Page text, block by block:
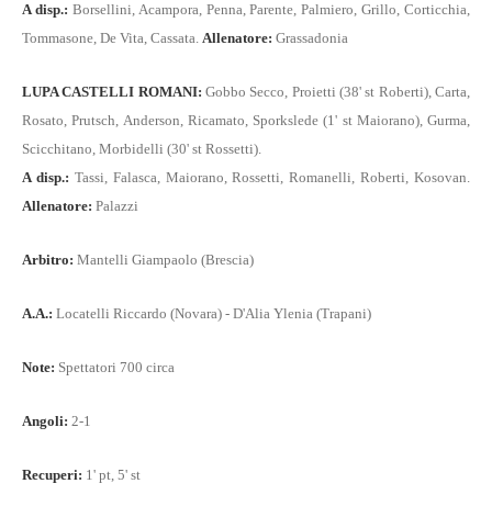
A disp.: Borsellini, Acampora, Penna, Parente, Palmiero, Grillo, Corticchia,
Tommasone, De Vita, Cassata. Allenatore: Grassadonia
LUPA CASTELLI ROMANI: Gobbo Secco, Proietti (38' st Roberti), Carta,
Rosato, Prutsch, Anderson, Ricamato, Sporkslede (1' st Maiorano), Gurma,
Scicchitano, Morbidelli (30' st Rossetti).
A disp.: Tassi, Falasca, Maiorano, Rossetti, Romanelli, Roberti, Kosovan.
Allenatore: Palazzi
Arbitro: Mantelli Giampaolo (Brescia)
A.A.: Locatelli Riccardo (Novara) - D'Alia Ylenia (Trapani)
Note: Spettatori 700 circa
Angoli: 2-1
Recuperi: 1' pt, 5' st